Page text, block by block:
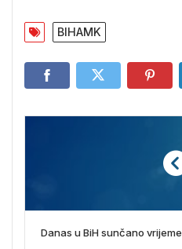
BIHAMK
Danas u BiH sunčano vrijeme